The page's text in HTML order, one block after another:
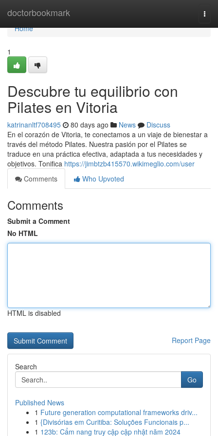
doctorbookmark
Home
Home
1
Descubre tu equilibrio con
Pilates en Vitoria
katrinanltf708495 80 days ago News
Discuss
En el corazón de Vitoria, te conectamos a un viaje de bienestar a
través del método Pilates. Nuestra pasión por el Pilates se
traduce en una práctica efectiva, adaptada a tus necesidades y
objetivos. Tonifica https://jimbtzb415570.wikimeglio.com/user
Comments
Who Upvoted
Comments
Submit a Comment
No HTML
HTML is disabled
Report Page
Search
Go
Published News
1 Future generation computational frameworks driv...
1 {Divisórias em Curitiba: Soluções Funcionais p...
1 123b: Cẩm nang truy cập cập nhật năm 2024